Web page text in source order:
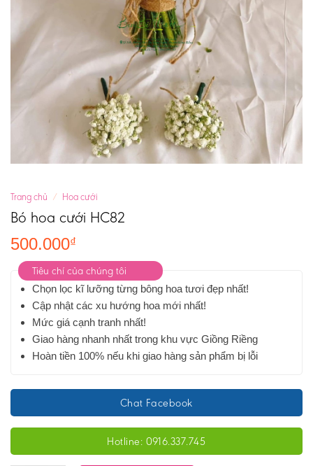
Trang chủ / Hoa cưới
Bó hoa cưới HC82
500.000₫
Tiêu chí của chúng tôi
Chọn lọc kĩ lưỡng từng bông hoa tươi đẹp nhất!
Cập nhật các xu hướng hoa mới nhất!
Mức giá cạnh tranh nhất!
Giao hàng nhanh nhất trong khu vực Giồng Riềng
Hoàn tiền 100% nếu khi giao hàng sản phẩm bị lỗi
Chat Facebook
Hotline: 0916.337.745